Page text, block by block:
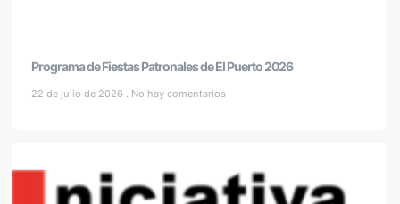
Programa de Fiestas Patronales de El Puerto 2026
22 de julio de 2026 No hay comentarios